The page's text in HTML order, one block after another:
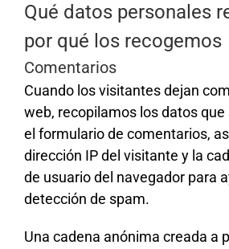
Qué datos personales
por qué los recogemos
Comentarios
Cuando los visitantes dejan
web, recopilamos los datos
el formulario de comentarios,
dirección IP del visitante y la
de usuario del navegador para
detección de spam.
Una cadena anónima creada a